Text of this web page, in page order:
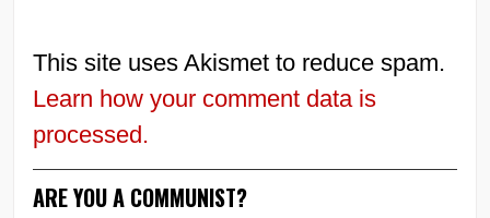
This site uses Akismet to reduce spam.
Learn how your comment data is
processed.
ARE YOU A COMMUNIST?